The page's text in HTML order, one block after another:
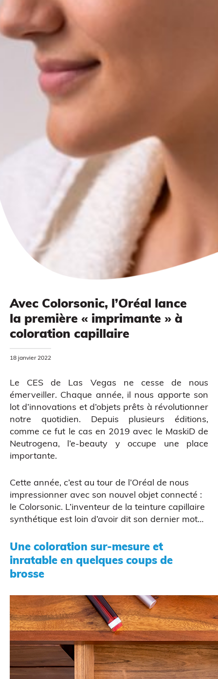
Petites et moyennes séries
Impression à la demande ou sur mesure
MODÉLISATION 3D
Scanner 3D
Avec Colorsonic, l’Oréal lance
la première « imprimante » à
coloration capillaire
18 janvier 2022
Le CES de Las Vegas ne cesse de nous
émerveiller. Chaque année, il nous apporte son
lot d’innovations et d’objets prêts à révolutionner
notre quotidien. Depuis plusieurs éditions,
comme ce fut le cas en 2019 avec le MaskiD de
Neutrogena, l’e-beauty y occupe une place
importante.
Cette année, c’est au tour de l’Oréal de nous
impressionner avec son nouvel objet connecté :
le Colorsonic. L’inventeur de la teinture capillaire
synthétique est loin d’avoir dit son dernier mot…
Une coloration sur-mesure et
inratable en quelques coups de
brosse